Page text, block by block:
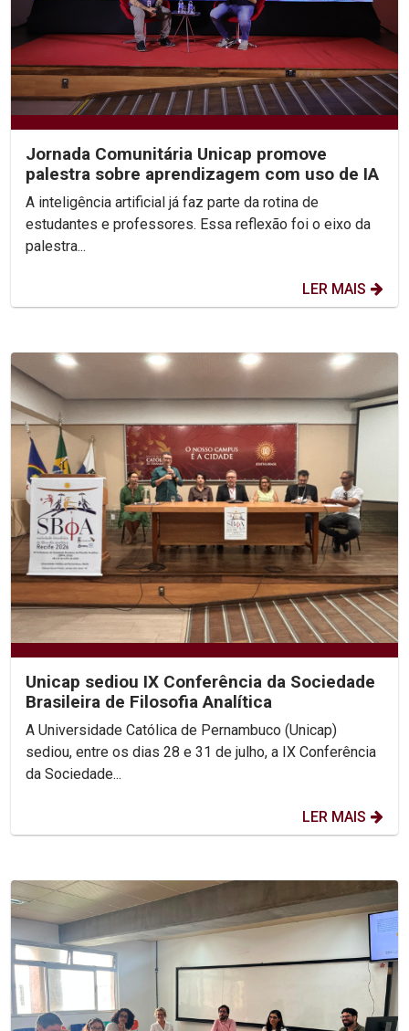
Jornada Comunitária Unicap promove
palestra sobre aprendizagem com uso de IA
A inteligência artificial já faz parte da rotina de
estudantes e professores. Essa reflexão foi o eixo da
palestra...
LER MAIS
Unicap sediou IX Conferência da Sociedade
Brasileira de Filosofia Analítica
A Universidade Católica de Pernambuco (Unicap)
sediou, entre os dias 28 e 31 de julho, a IX Conferência
da Sociedade...
LER MAIS